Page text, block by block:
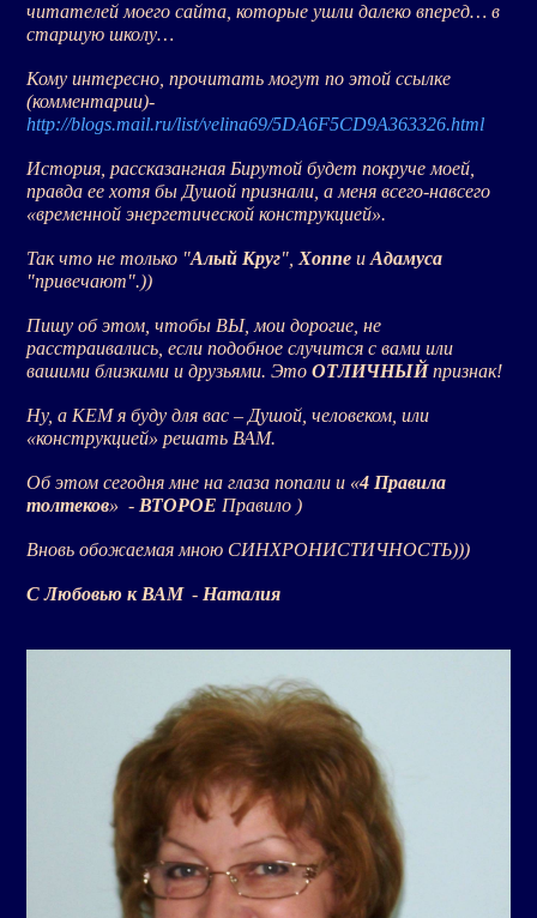
читателей моего сайта, которые ушли далеко вперед… в
старшую школу…
Кому интересно, прочитать могут по этой ссылке
(комментарии)-
http://blogs.mail.ru/list/velina69/5DA6F5CD9A363326.html
История, рассказангная Бирутой будет покруче моей,
правда ее хотя бы Душой признали, а меня всего-навсего
«временной энергетической конструкцией».
Так что не только "Алый Круг", Хоппе и Адамуса
"привечают".))
Пишу об этом, чтобы ВЫ, мои дорогие, не
расстраивались, если подобное случится с вами или
вашими близкими и друзьями. Это ОТЛИЧНЫЙпризнак!
Ну, а КЕМ я буду для вас – Душой, человеком, или
«конструкцией» решать ВАМ.
Об этом сегодня мне на глаза попали и «4 Правила
толтеков» - ВТОРОЕ Правило )
Вновь обожаемая мною СИНХРОНИСТИЧНОСТЬ)))
С Любовью к ВАМ - Наталия